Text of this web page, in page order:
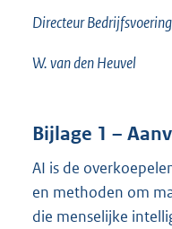
Directeur
W. van den Heuvel
Bijlage 1 –
AI is de
en methoden om
die menselijke